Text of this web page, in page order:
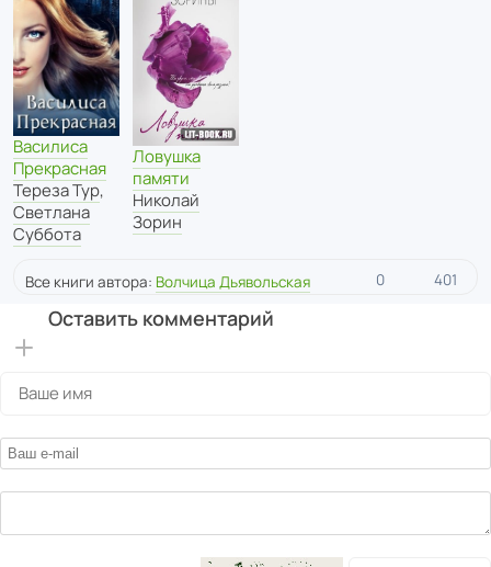
Василиса
Прекрасная
Тереза Тур,
Светлана
Суббота
Ловушка
памяти
Николай
Зорин
Все книги автора: Волчица Дьявольская 0 401
Оставить комментарий